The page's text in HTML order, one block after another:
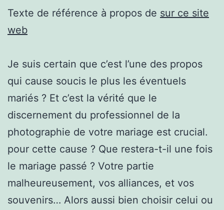
Texte de référence à propos de sur ce site
web
Je suis certain que c’est l’une des propos
qui cause soucis le plus les éventuels
mariés ? Et c’est la vérité que le
discernement du professionnel de la
photographie de votre mariage est crucial.
pour cette cause ? Que restera-t-il une fois
le mariage passé ? Votre partie
malheureusement, vos alliances, et vos
souvenirs… Alors aussi bien choisir celui ou